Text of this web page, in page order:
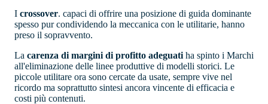
I crossover. capaci di offrire una posizione di guida dominante
spesso pur condividendo la meccanica con le utilitarie, hanno
preso il sopravvento.
La carenza di margini di profitto adeguati ha spinto i Marchi
all'eliminazione delle linee produttive di modelli storici. Le
piccole utilitare ora sono cercate da usate, sempre vive nel
ricordo ma soprattutto sintesi ancora vincente di efficacia e
costi più contenuti.